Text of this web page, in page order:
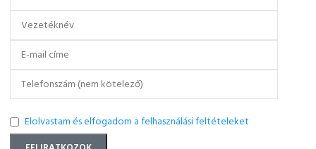
Elolvastam és elfogadom a felhasználási feltételeket